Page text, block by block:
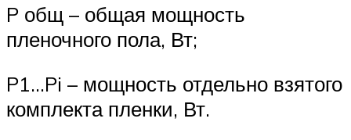
P общ – общая мощность
пленочного пола, Вт;
P1…Pi – мощность отдельно взятого
комплекта пленки, Вт.